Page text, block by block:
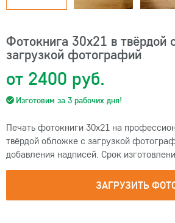
Фотокнига 30х21 в твёрдой
загрузкой фотографий
от 2400 руб.
Изготовим за 3 рабочих дня!
Печать фотокниги 30х21 на
твёрдой обложке с загрузкой
добавления надписей. Срок
ЗАГРУЗИТЬ